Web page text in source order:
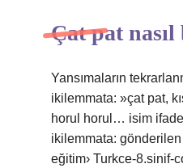
Çat pat
Yansımaların
ikilemmata: »çat pat,
horul horul… isim
ikilemmata:
eğitim› Turkce-8.sinif-